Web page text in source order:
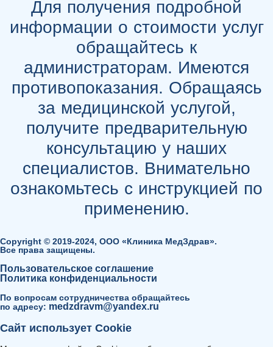
Для получения подробной
информации о стоимости услуг
обращайтесь к
администраторам. Имеются
противопоказания. Обращаясь
за медицинской услугой,
получите предварительную
консультацию у наших
специалистов. Внимательно
ознакомьтесь с инструкцией по
применению.
Copyright © 2019-2024, ООО «Клиника МедЗдрав».
Все права защищены.
Пользовательское соглашение
Политика конфиденциальности
По вопросам сотрудничества обращайтесь
по адресу: medzdravm@yandex.ru
Сайт использует Cookie